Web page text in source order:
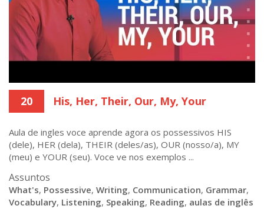
20 His, Her, Their, Our, My, Your
Aula de ingles voce aprende agora os possessivos HIS
(dele), HER (dela), THEIR (deles/as), OUR (nosso/a), MY
(meu) e YOUR (seu). Voce ve nos exemplos ...
Assuntos
What's, Possessive, Writing, Communication, Grammar,
Vocabulary, Listening, Speaking, Reading, aulas de inglês